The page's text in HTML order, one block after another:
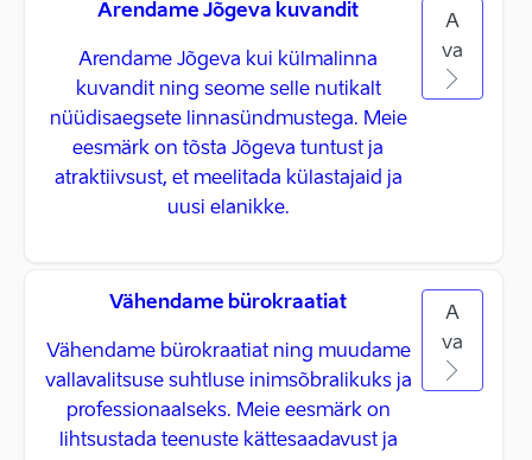
Arendame Jõgeva kuvandit
Arendame Jõgeva kui külmalinna
kuvandit ning seome selle nutikalt
nüüdisaegsete linnasündmustega. Meie
eesmärk on tõsta Jõgeva tuntust ja
atraktiivsust, et meelitada külastajaid ja
uusi elanikke.
A
va
Vähendame bürokraatiat
Vähendame bürokraatiat ning muudame
vallavalitsuse suhtluse inimsõbralikuks ja
professionaalseks. Meie eesmärk on
lihtsustada teenuste kättesaadavust ja
A
va